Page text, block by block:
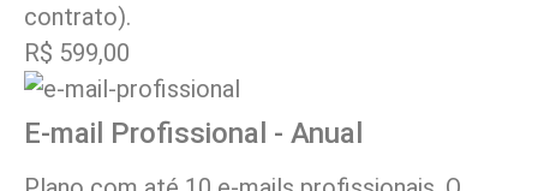
contrato).
R$ 599,00
E-mail Profissional - Anual